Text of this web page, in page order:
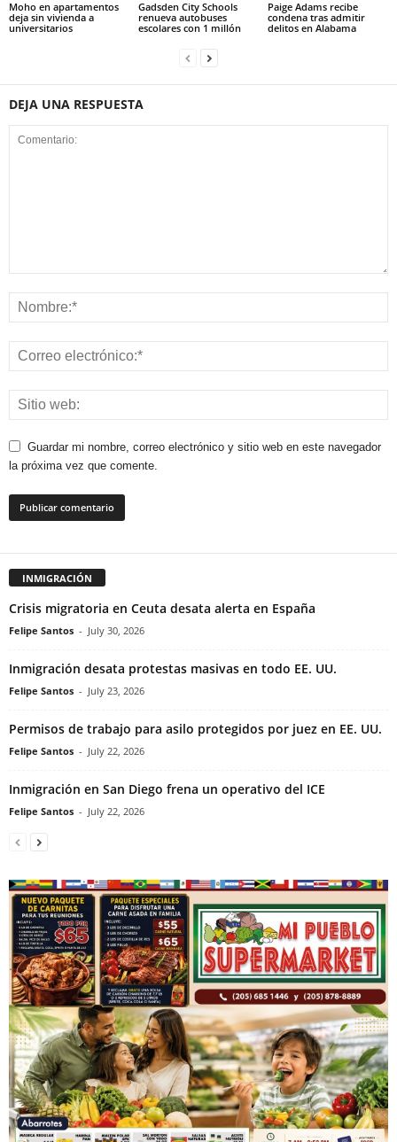
Moho en apartamentos
deja sin vivienda a
universitarios
Gadsden City Schools
renueva autobuses
escolares con 1 millón
Paige Adams recibe
condena tras admitir
delitos en Alabama
DEJA UNA RESPUESTA
Guardar mi nombre, correo electrónico y sitio web en este navegador
la próxima vez que comente.
INMIGRACIÓN
Crisis migratoria en Ceuta desata alerta en España
Felipe Santos - July 30, 2026
Inmigración desata protestas masivas en todo EE. UU.
Felipe Santos - July 23, 2026
Permisos de trabajo para asilo protegidos por juez en EE. UU.
Felipe Santos - July 22, 2026
Inmigración en San Diego frena un operativo del ICE
Felipe Santos - July 22, 2026